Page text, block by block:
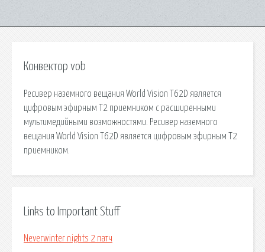
Конвектор vob
Ресивер наземного вещания World Vision T62D является
цифровым эфирным Т2 приемником с расширенными
мультимедийными возможностями. Ресивер наземного
вещания World Vision T62D является цифровым эфирным Т2
приемником.
Links to Important Stuff
Neverwinter nights 2 патч